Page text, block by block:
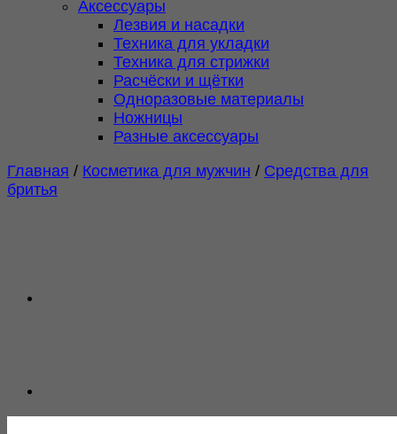
Аксессуары
Лезвия и насадки
Техника для укладки
Техника для стрижки
Расчёски и щётки
Одноразовые материалы
Ножницы
Разные аксессуары
Главная / Косметика для мужчин / Средства для
бритья